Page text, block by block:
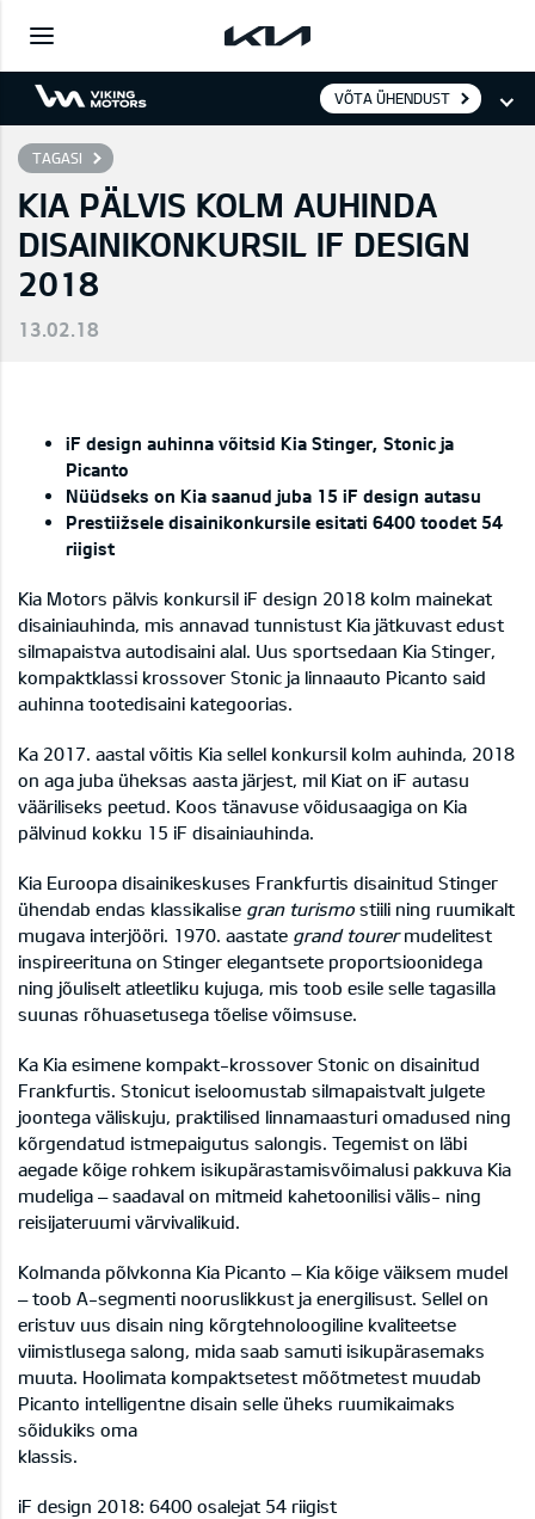
VÕTA ÜHENDUST
TAGASI
KIA PÄLVIS KOLM AUHINDA
DISAINIKONKURSIL IF DESIGN
2018
13.02.18
iF design auhinna võitsid Kia Stinger, Stonic ja
Picanto
Nüüdseks on Kia saanud juba 15 iF design autasu
Prestiižsele disainikonkursile esitati 6400 toodet 54
riigist
Kia Motors pälvis konkursil iF design 2018 kolm mainekat
disainiauhinda, mis annavad tunnistust Kia jätkuvast edust
silmapaistva autodisaini alal. Uus sportsedaan Kia Stinger,
kompaktklassi krossover Stonic ja linnaauto Picanto said
auhinna tootedisaini kategoorias.
Ka 2017. aastal võitis Kia sellel konkursil kolm auhinda, 2018
on aga juba üheksas aasta järjest, mil Kiat on iF autasu
vääriliseks peetud. Koos tänavuse võidusaagiga on Kia
pälvinud kokku 15 iF disainiauhinda.
Kia Euroopa disainikeskuses Frankfurtis disainitud Stinger
ühendab endas klassikalise gran turismo stiili ning ruumikalt
mugava interjööri. 1970. aastate grand tourermudelitest
inspireerituna on Stinger elegantsete proportsioonidega
ning jõuliselt atleetliku kujuga, mis toob esile selle tagasilla
suunas rõhuasetusega tõelise võimsuse.
Ka Kia esimene kompakt-krossover Stonic on disainitud
Frankfurtis. Stonicut iseloomustab silmapaistvalt julgete
joontega väliskuju, praktilised linnamaasturi omadused ning
kõrgendatud istmepaigutus salongis. Tegemist on läbi
aegade kõige rohkem isikupärastamisvõimalusi pakkuva Kia
mudeliga – saadaval on mitmeid kahetoonilisi välis- ning
reisijateruumi värvivalikuid.
Kolmanda põlvkonna Kia Picanto – Kia kõige väiksem mudel
– toob A-segmenti nooruslikkust ja energilisust. Sellel on
eristuv uus disain ning kõrgtehnoloogiline kvaliteetse
viimistlusega salong, mida saab samuti isikupärasemaks
muuta. Hoolimata kompaktsetest mõõtmetest muudab
Picanto intelligentne disain selle üheks ruumikaimaks
sõidukiks oma
klassis.
iF design 2018: 6400 osalejat 54 riigist